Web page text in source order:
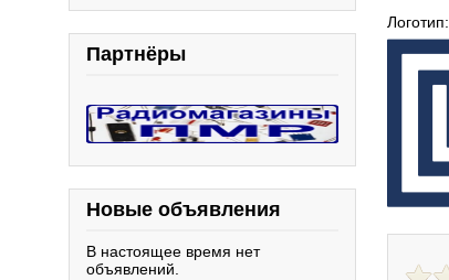
Партнёры
Новые объявления
В настоящее время нет
объявлений.
Логотип: